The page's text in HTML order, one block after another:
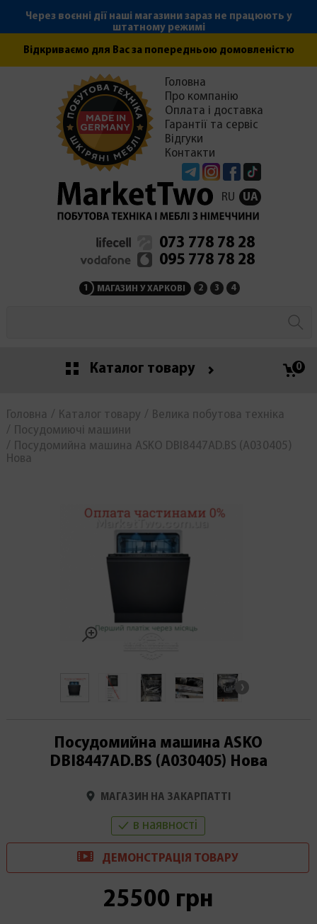
Через воєнні дії наші магазини зараз не працюють у
штатному режимі
Відкриваємо для Вас за попередньою домовленістю
TelegramInstagramFacebook
Головна
Про компанію
Оплата і доставка
Гарантії та сервіс
Відгуки
Контакти
RU UA
073 778 78 28
095 778 78 28
1 МАГАЗИН У ХАРКОВІ 2 МАГАЗИН НА
3 СЕРВІСНИЙ ЦЕНТР
4
Каталог товару 0
Головна Каталог товару
Велика побутова техніка
Посудомиючі машини
Посудомийна машина ASKO DBI8447AD.BS (А030405)
Нова
Посудомийна машина ASKO
DBI8447AD.BS (А030405) Нова
МАГАЗИН НА ЗАКАРПАТТІ
в наявності
ДЕМОНСТРАЦІЯ ТОВАРУ
25500 грн